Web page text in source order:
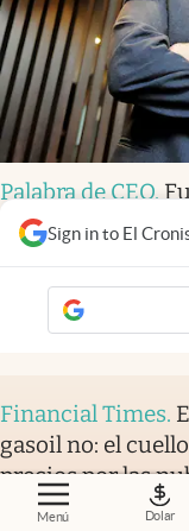
Menú Dolar
Sign in to El
Palabra de CEO.
petrolera propia
3000 millones en
Financial Times.
gasoil no: el
precios por las
Verity Ratcliffe Jamie